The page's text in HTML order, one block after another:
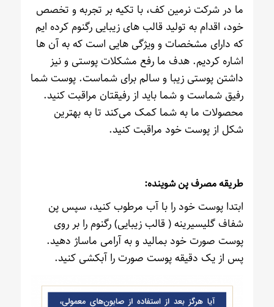
ما در شرکت نرمین کف، با تکیه بر تجربه و تخصص
خود، اقدام به تولید قالب های زیبایی رگنوم کرده ایم
که دارای مشخصات و ویژگی هایی است که به آن ها
اشاره کردیم. هدف ما رفع مشکلات پوستی و نیز
داشتن پوستی زیبا و سالم برای شماست‌. پوست شما
رفیق شماست و شما باید از رفیقتان مراقبت کنید.
محصولات ما به شما کمک می‌کند تا به بهترین
شکل از پوست خود مراقبت کنید.
طریقه مصرف پن شوینده:
ابتدا پوست خود را با آب مرطوب کنید، سپس پن
شفاف گلیسیرینه ( قالب زیبایی) رگنوم را بر روی
پوست صورت خود بمالید و به آرامی ماساژ دهید.
پس از یک دقیقه پوست صورت را آبکشی کنید.